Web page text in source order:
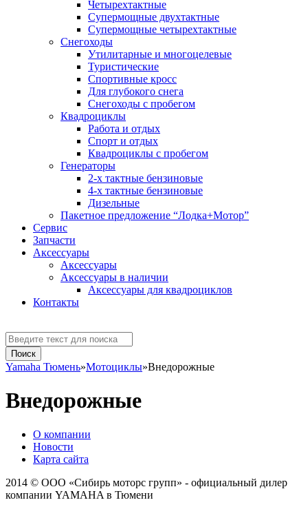
Четырехтактные
Супермощные двухтактные
Супермощные четырехтактные
Снегоходы
Утилитарные и многоцелевые
Туристические
Спортивные кросс
Для глубокого снега
Снегоходы с пробегом
Квадроциклы
Работа и отдых
Спорт и отдых
Квадроциклы с пробегом
Генераторы
2-х тактные бензиновые
4-х тактные бензиновые
Дизельные
Пакетное предложение “Лодка+Мотор”
Сервис
Запчасти
Аксессуaры
Аксессуары
Аксессуары в наличии
Аксессуары для квадроциклов
Контакты
Yamaha Тюмень»Мотоциклы»Внедорожные
Внедорожные
О компании
Новости
Карта сайта
2014 © ООО «Сибирь моторс групп» - официальный дилер
компании YAMAHA в Тюмени